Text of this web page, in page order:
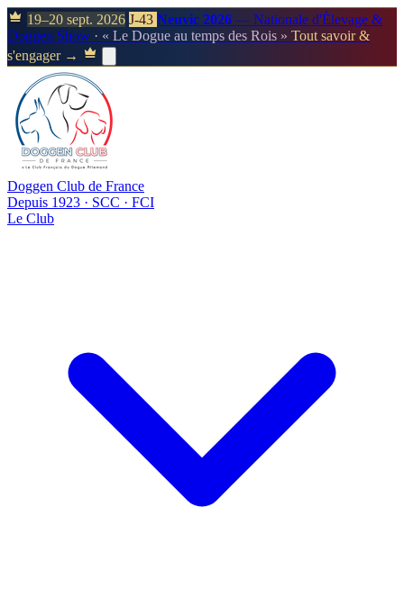
19–20 sept. 2026 J-43 Neuvic 2026 — Nationale d'Élevage &
Doggen Show · « Le Dogue au temps des Rois » Tout savoir &
s'engager →
Doggen Club de France
Depuis 1923 · SCC · FCI
Le Club